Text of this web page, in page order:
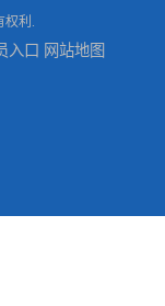
权利.
入口 网站地图